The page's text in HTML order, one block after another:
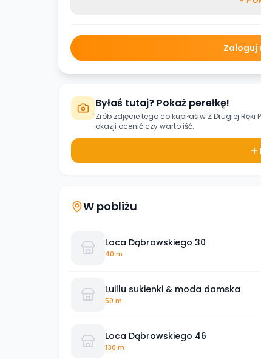
Zaloguj
Byłaś tutaj? Pokaż perełkę!
Zrób zdjęcie tego co kupiłaś w Z Drugiej Ręki
okazji ocenić czy warto iść.
W pobliżu
Loca Dąbrowskiego 30
40 m
Luillu sukienki & moda damska
50 m
Loca Dąbrowskiego 46
130 m